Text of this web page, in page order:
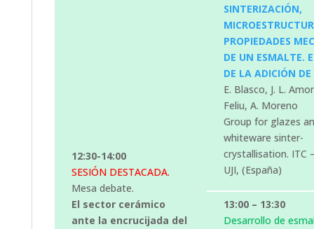
12:30-14:00
SESIÓN DESTACADA.
Mesa debate.
El sector cerámico
ante la encrucijada del
SINTERIZACIÓN,
PROPIEDADES
DE UN ESMALTE.
DE LA ADICIÓN
E. Blasco, J. L.
Feliu, A. Moreno
Group for glazes
whiteware sinter-
crystallisation. ITC
UJI, (España)
13:00 – 13:30
Desarrollo de